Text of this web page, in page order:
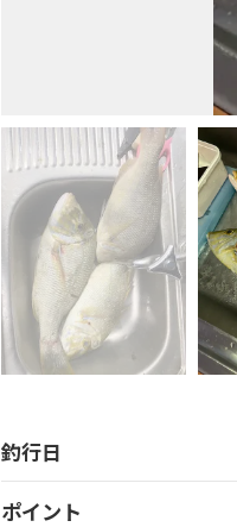
釣行日
ポイント